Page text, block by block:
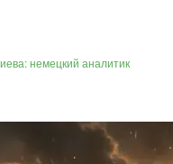
немецкий аналитик